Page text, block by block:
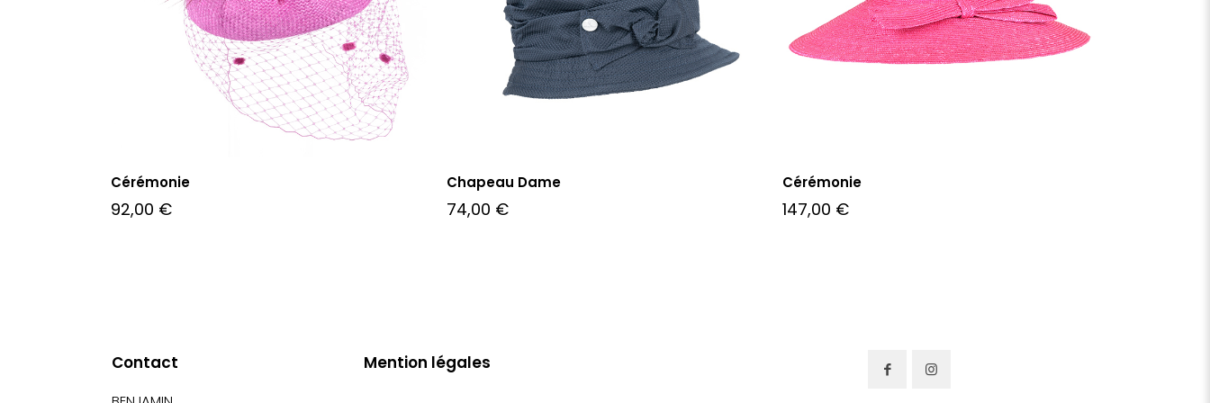
Cérémonie
92,00 €
Chapeau Dame
74,00 €
Cérémonie
147,00 €
Contact Mention légales